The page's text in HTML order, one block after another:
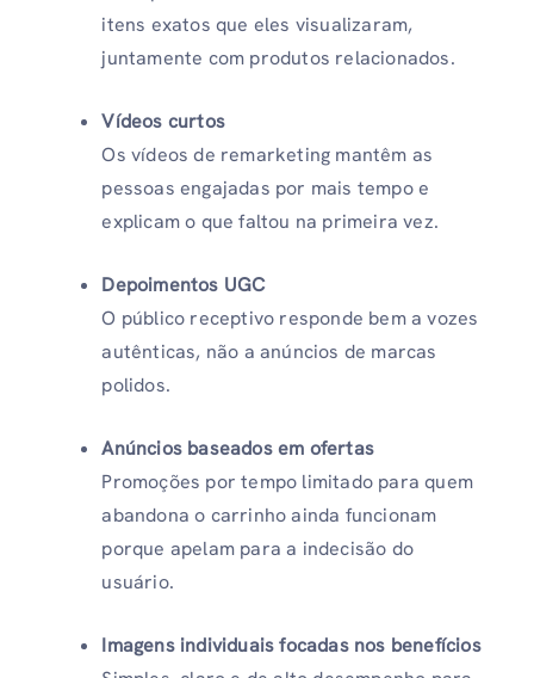
itens exatos que eles visualizaram,
juntamente com produtos relacionados.
Vídeos curtos
Os vídeos de remarketing mantêm as
pessoas engajadas por mais tempo e
explicam o que faltou na primeira vez.
Depoimentos UGC
O público receptivo responde bem a vozes
autênticas, não a anúncios de marcas
polidos.
Anúncios baseados em ofertas
Promoções por tempo limitado para quem
abandona o carrinho ainda funcionam
porque apelam para a indecisão do
usuário.
Imagens individuais focadas nos benefícios